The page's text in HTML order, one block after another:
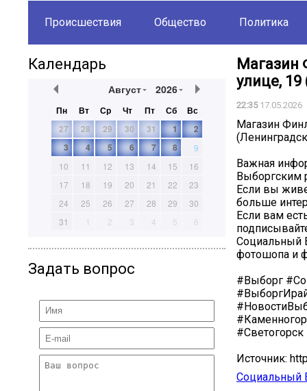
Происшествия Общество Политика
Календарь
Август 2026
Пн Вт Ср Чт Пт Сб
Вс
27
28 29 30 31 1
2
3
4 5 6 7 8
9
10
11 12 13 14 15
16
17
18 19 20 21 22
23
24
25 26 27 28 29
30
31
1 2 3 4 5 6
Задать вопрос
Магазин
улице,
22:3517.05.2026
Магазин
Важная
Выборгским
Если вы
больше
Если вам
Социальный
фотошопа и
#Выборг
Источник:
Социальный